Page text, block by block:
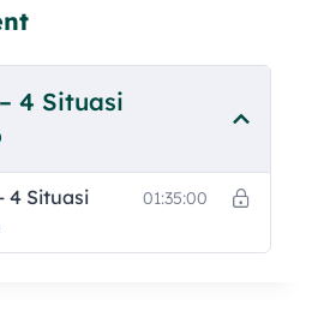
ini untuk mengetahui
partnership dan
terdapat dalam pengurusan
ini.
4 Situasi
4 Situasi
01:35:00